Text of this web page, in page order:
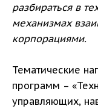
разбираться в
механизмах
корпорациями.
Тематические
программ –
управляющих,